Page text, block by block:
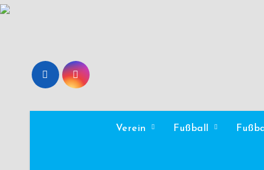
Zum
Verein Fußball